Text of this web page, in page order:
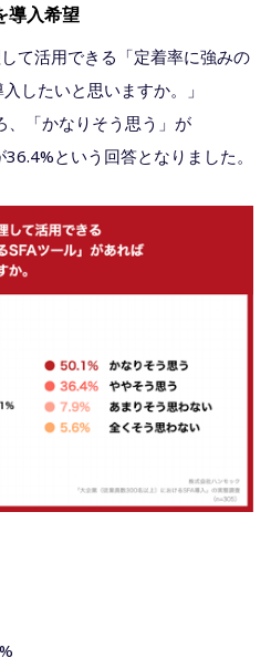
導入希望
て活用できる「定着率に強みの
したいと思いますか。」
、「かなりそう思う」が
という回答となりました。